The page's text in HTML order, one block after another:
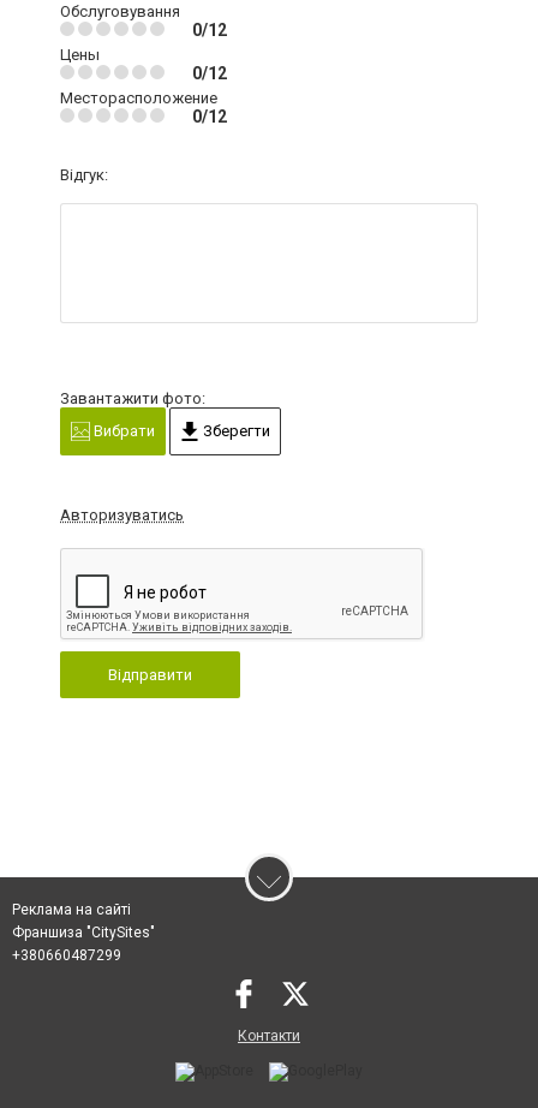
Обслуговування
0/12
Цены
0/12
Месторасположение
0/12
Відгук:
Завантажити фото:
Вибрати
Зберегти
Авторизуватись
Відправити
Реклама на сайті
Франшиза "CitySites"
+380660487299
Контакти